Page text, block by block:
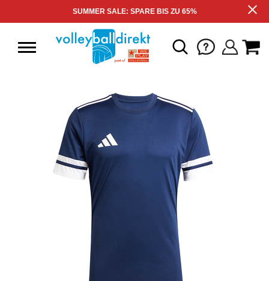
SUMMER SALE: SPARE BIS ZU 65%